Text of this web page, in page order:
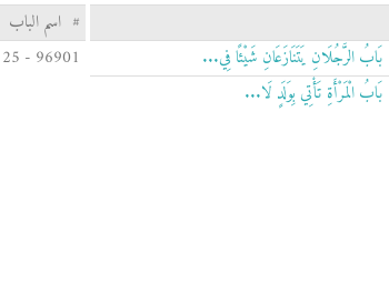
# اسم الباب
بَابُ الرَّجُلَانِ يَتَنَازَعَانِ شَيْئًا فِي... 96901 - 25 /3
بَابُ الْمَرْأَةِ تَأْتِي بِوَلَدٍ لَا...